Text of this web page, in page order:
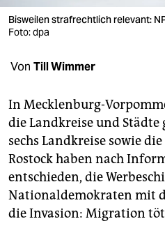
verlag
veranstaltungen
shop
unterstützen
abo
genossenschaft
epaper login
Bisweilen strafrechtlich relevant:
Foto: dpa
Von Till Wimmer
In Mecklenburg-
die Landkreise und Städte
sechs Landkreise sowie
Rostock haben nach
entschieden, die
Nationaldemokraten mit
die Invasion: Migration